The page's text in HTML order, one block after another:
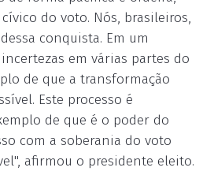
do voto. Nós, brasileiros,
conquista. Em um
em várias partes do
de que a transformação
Este processo é
de que é o poder do
com a soberania do voto
afirmou o presidente eleito.